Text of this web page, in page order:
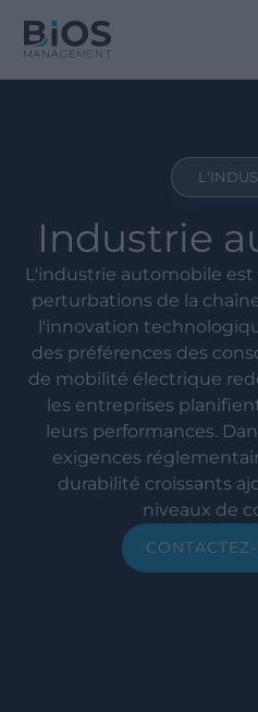
Industrie
L'industrie automobile
perturbations de la
l'innovation
des préférences des
de mobilité électrique
les entreprises
leurs performances.
exigences
durabilité croissants
niveaux de